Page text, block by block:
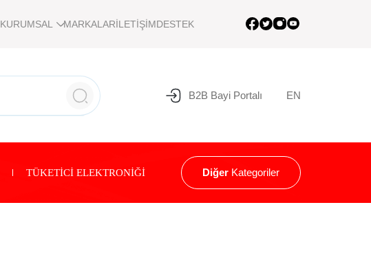
KURUMSAL MARKALARİLETİŞİMDESTEK
B2B Bayi Portalı EN
TÜKETİCİ ELEKTRONİĞİ Diğer Kategoriler